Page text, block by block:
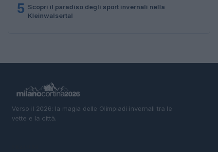
5 Scopri il paradiso degli sport invernali nella
Kleinwalsertal
Verso il 2026: la magia delle Olimpiadi invernali tra le
vette e la città.